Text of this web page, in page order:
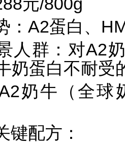
元/800g
：A2蛋白、
人群：对A2
奶蛋白不耐受
奶牛（全球
键配方：